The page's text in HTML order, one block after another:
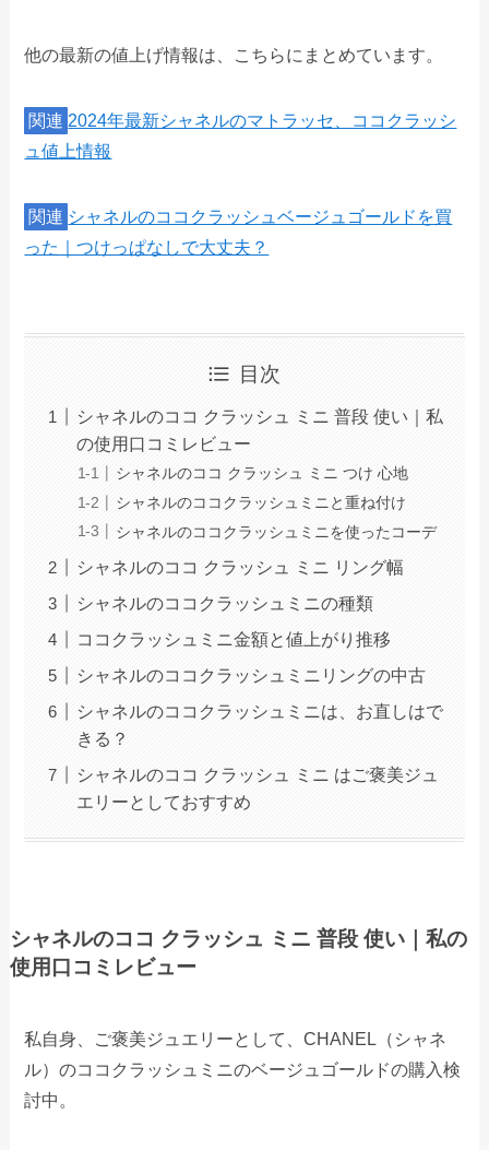
他の最新の値上げ情報は、こちらにまとめています。
関連 2024年最新シャネルのマトラッセ、ココクラッシ
ュ値上情報
関連 シャネルのココクラッシュベージュゴールドを買
った｜つけっぱなしで大丈夫？
目次
シャネルのココ クラッシュ ミニ 普段 使い｜私
の使用口コミレビュー
シャネルのココ クラッシュ ミニ つけ 心地
シャネルのココクラッシュミニと重ね付け
シャネルのココクラッシュミニを使ったコーデ
シャネルのココ クラッシュ ミニ リング幅
シャネルのココクラッシュミニの種類
ココクラッシュミニ金額と値上がり推移
シャネルのココクラッシュミニリングの中古
シャネルのココクラッシュミニは、お直しはで
きる？
シャネルのココ クラッシュ ミニ はご褒美ジュ
エリーとしておすすめ
シャネルのココ クラッシュ ミニ 普段 使い｜私の
使用口コミレビュー
私自身、ご褒美ジュエリーとして、CHANEL（シャネ
ル）のココクラッシュミニのベージュゴールドの購入検
討中。